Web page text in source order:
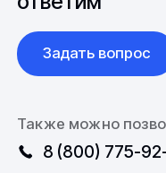
Задать вопрос
Также можно
8 (800) 775-